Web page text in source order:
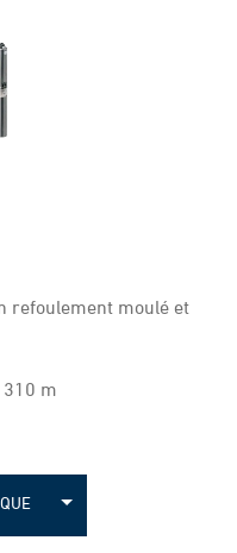
refoulement moulé et
310 m